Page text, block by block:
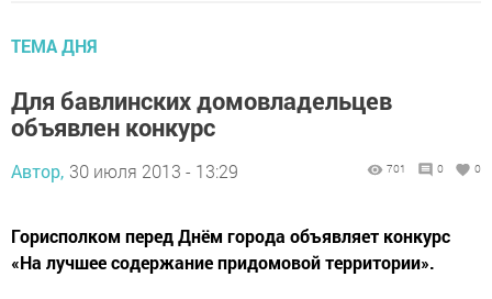
ТЕМА ДНЯ
Для бавлинских домовладельцев
объявлен конкурс
Автор, 30 июля 2013 - 13:29 701 0 0
Горисполком перед Днём города объявляет конкурс
«На лучшее содержание придомовой территории».